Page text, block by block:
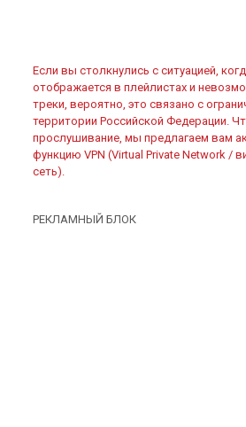
Если вы столкнулись с ситуацией,
отображается в плейлистах и
треки, вероятно, это связано с
территории Российской Федерации.
прослушивание, мы предлагаем вам
функцию VPN (Virtual Private Network /
сеть).
РЕКЛАМНЫЙ БЛОК